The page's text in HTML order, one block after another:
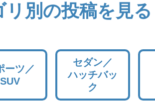
リ別の投稿を見る
ーツ／
SUV
セダン／
ハッチバッ
ク